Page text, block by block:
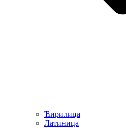
Ћирилица
Латиница